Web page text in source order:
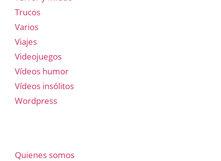
Trucos
Varios
Viajes
Videojuegos
Vídeos humor
Vídeos insólitos
Wordpress
Quienes somos